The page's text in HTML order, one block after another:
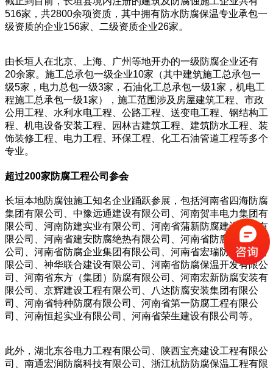
516家，共2800余项资质，其中拥有防水防腐保温专业承包一
级资质的企业156家、二级资质企业26家。
由长垣人在北京、上海、广州等地开办的一级防腐企业还有
20余家。施工总承包一级企业10家（其中建筑施工总承包一
级5家，电力总包一级3家，石油化工总承包一级1家，机电工
程施工总承包一级1家），施工范围涉及房屋建筑工程、市政
公用工程、水利水电工程、公路工程、送变电工程、钢结构工
程、机电设备安装工程、园林古建筑工程、建筑防水工程、装
饰装修工程、电力工程、环保工程、化工石油管道工程等多个
专业。
超过200家防腐工程公司参会
长垣本地防腐蚀施工知名企业踊跃参展，包括河南省四海防腐
集团有限公司、中豫远通建设有限公司、河南贺丰电力集团有
限公司、河南防建实业有限公司、河南省蒲新防腐建设工程有
限公司、河南省建安防腐绝热有限公司、河南省防腐保温有限
公司、河南省防腐企业集团有限公司、河南省宏瑞防腐安装有
限公司、神华联合建设有限公司、河南省防腐保温开发有限公
司、河南省东方（集团）防腐有限公司、河南宏新防腐安装有
限公司、京辉建设工程有限公司、八达防腐安装集团有限公
司、河南省特种防腐有限公司、河南省第一防腐工程有限公
司、河南恒起实业有限公司、河南省荣生建设有限公司等。
此外，湖北东谷电力工程有限公司、陕西宝亮建设工程有限公
司、南通宏润防腐科技有限公司、浙江杭防防腐保温工程有限